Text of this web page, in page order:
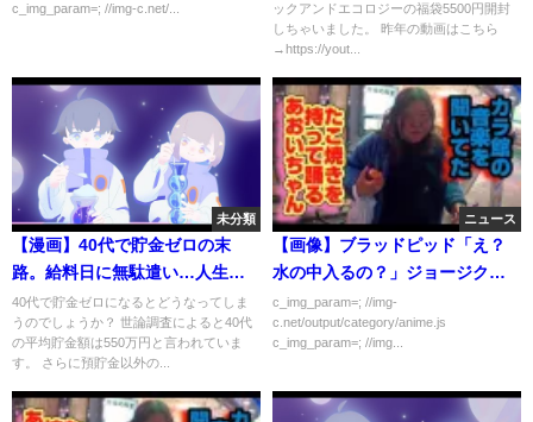
c_img_param=; //img-c.net/...
儀！
ックアンドエコロジーの福袋5500円開封
しちゃいました。 昨年の動画はこちら
→https://yout...
未分類
【漫画】40代で貯金ゼロの末
路。給料日に無駄遣い…人生崩
壊【メシのタネ】
40代で貯金ゼロになるとどうなってしま
うのでしょうか？ 世論調査によると40代
の平均貯金額は550万円と言われていま
す。 さらに預貯金以外の...
ニュース
【画像】ブラッドピッド「え？
水の中入るの？」ジョージクル
ーニー「はぁ？」
c_img_param=; //img-
c.net/output/category/anime.js
c_img_param=; //img...